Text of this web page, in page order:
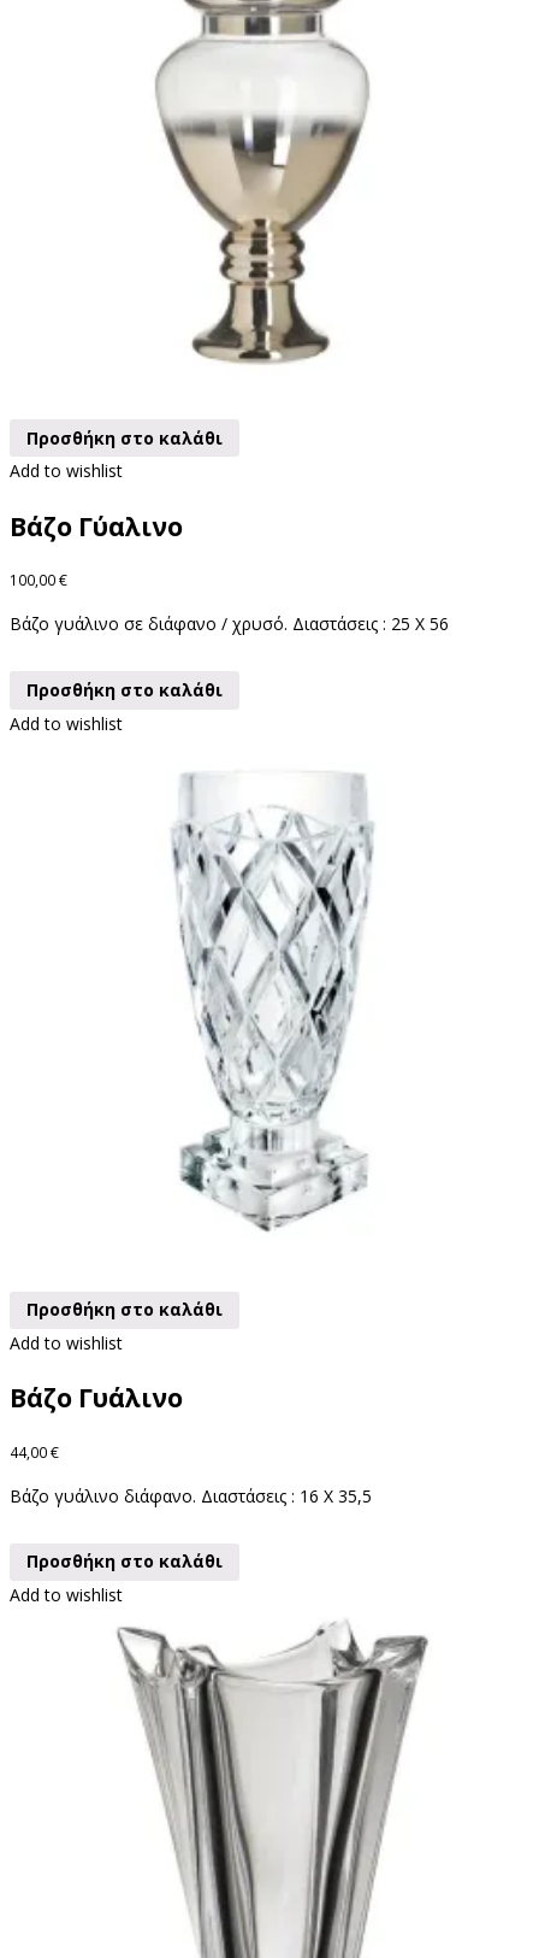
Προσθήκη στο καλάθι
Add to wishlist
Βάζο Γύαλινο
100,00€
Βάζο γυάλινο σε διάφανο / χρυσό. Διαστάσεις : 25 X 56
Προσθήκη στο καλάθι
Add to wishlist
Προσθήκη στο καλάθι
Add to wishlist
Βάζο Γυάλινο
44,00€
Βάζο γυάλινο διάφανο. Διαστάσεις : 16 X 35,5
Προσθήκη στο καλάθι
Add to wishlist